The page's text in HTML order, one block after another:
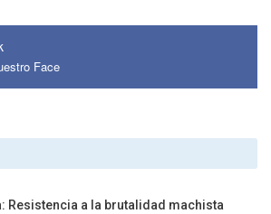
Face
Resistencia a la brutalidad machista